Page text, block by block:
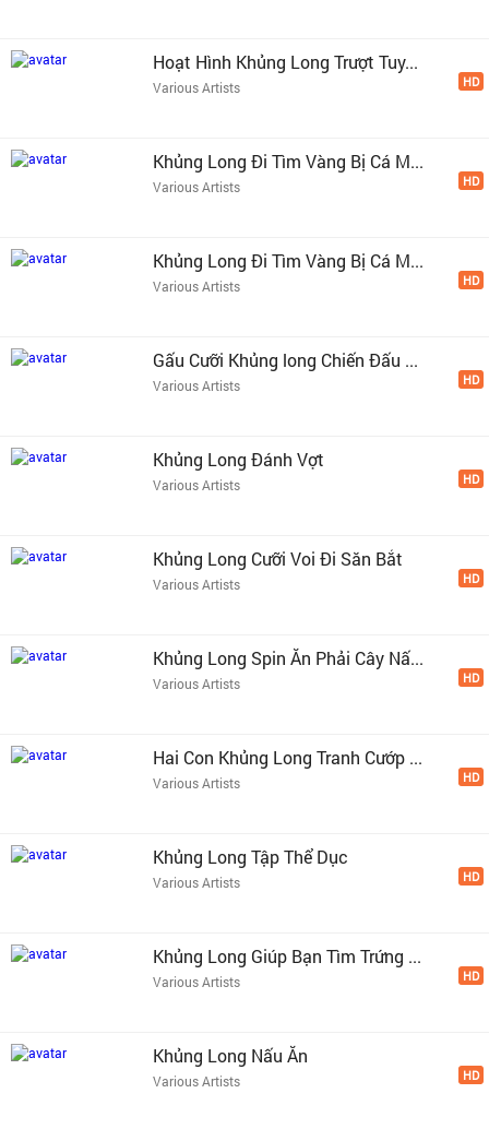
Hoạt Hình Khủng Long Trượt Tuy...
Various Artists HD
Khủng Long Đi Tìm Vàng Bị Cá M...
Various Artists HD
Khủng Long Đi Tìm Vàng Bị Cá M...
Various Artists HD
Gấu Cưỡi Khủng long Chiến Đấu ...
Various Artists HD
Khủng Long Đánh Vợt
Various Artists HD
Khủng Long Cưỡi Voi Đi Săn Bắt
Various Artists HD
Khủng Long Spin Ăn Phải Cây Nấ...
Various Artists HD
Hai Con Khủng Long Tranh Cướp ...
Various Artists HD
Khủng Long Tập Thể Dục
Various Artists HD
Khủng Long Giúp Bạn Tìm Trứng ...
Various Artists HD
Khủng Long Nấu Ăn
Various Artists HD